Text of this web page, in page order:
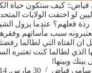
كيف ستكون حياة
لو اختفت الولايات
فعلهم؟ عندما يزول
سبب مأساتهم
ان الفتاة التي لطالما
الذي لطالما كنت تعتبره
بينك وبينها!
سامي فياض
30 مارس, 2014